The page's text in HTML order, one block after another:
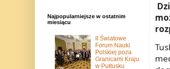
Najpopularniejsze w ostatnim
miesiącu
II Światowe
Forum Nauki
Polskiej poza
Granicami Kraju
w Pułtusku